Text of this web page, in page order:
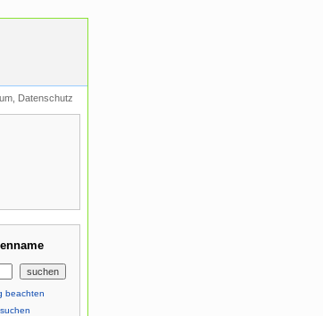
Datenschutz
beachten